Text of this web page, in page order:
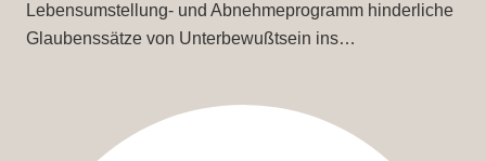
Lebensumstellung- und Abnehmeprogramm hinderliche
Glaubenssätze von Unterbewußtsein ins…